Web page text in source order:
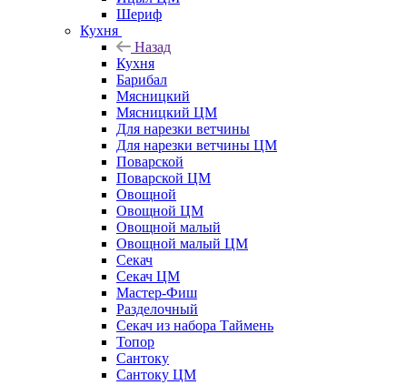
Шериф
Кухня
Назад
Кухня
Барибал
Мясницкий
Мясницкий ЦМ
Для нарезки ветчины
Для нарезки ветчины ЦМ
Поварской
Поварской ЦМ
Овощной
Овощной ЦМ
Овощной малый
Овощной малый ЦМ
Секач
Секач ЦМ
Мастер-Фиш
Разделочный
Секач из набора Таймень
Топор
Сантоку
Сантоку ЦМ